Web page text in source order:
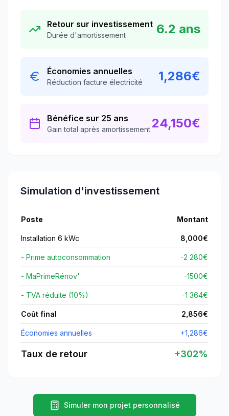
Retour sur investissement
Durée d'amortissement 6.2 ans
Économies annuelles
Réduction facture électricité 1,286€
Bénéfice sur 25 ans
Gain total après amortissement 24,150€
Simulation d'investissement
Poste Montant
Installation 6 kWc 8,000€
- Prime autoconsommation -2 280€
- MaPrimeRénov' -1500€
- TVA réduite (10%) -1 364€
Coût final 2,856€
Économies annuelles +1,286€
Taux de retour +302%
Simuler mon projet personnalisé